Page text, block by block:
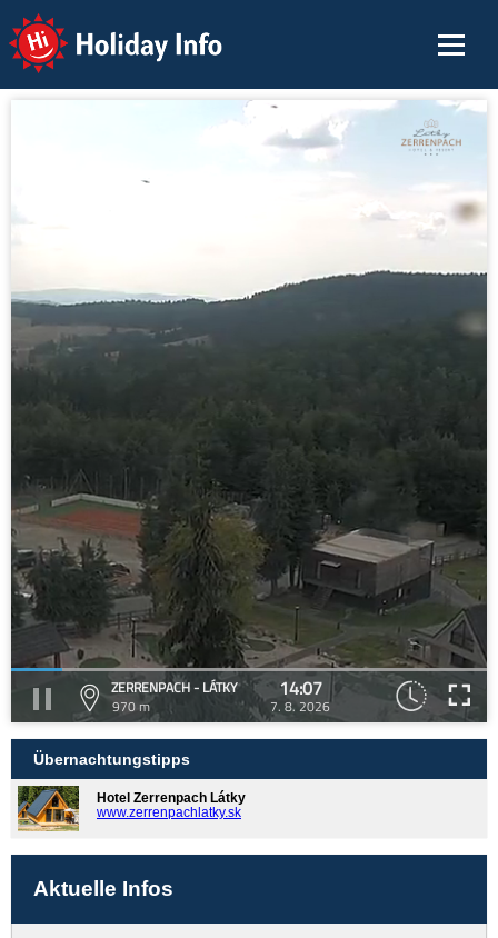
Holiday Info
ZERRENPACH - LÁTKY
970 m
14:07
7. 8. 2026
Übernachtungstipps
Hotel Zerrenpach Látky
www.zerrenpachlatky.sk
Aktuelle Infos